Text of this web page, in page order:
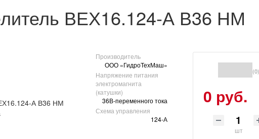
ВЕХ16.124-А В36 НМ
Производитель
ООО «ГидроТехМаш»
Напряжение питания
электромагнита
(катушки)
36В-переменного тока
Схема управления
124-А
(0)
0 руб.
шт